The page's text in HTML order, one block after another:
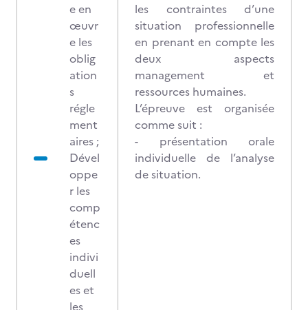
e en
œuvr
e les
oblig
ation
s
régle
ment
aires ;
Dével
oppe
r les
comp
étenc
es
indivi
duell
es et
les
les contraintes d’une
situation professionnelle
en prenant en compte les
deux aspects
management et
ressources humaines.
L’épreuve est organisée
comme suit :
- présentation orale
individuelle de l’analyse
de situation.